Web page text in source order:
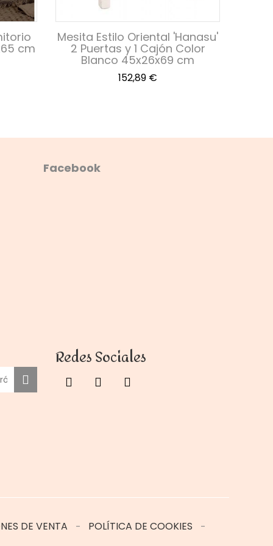
cm
Mesita Estilo Oriental 'Hanasu'
2 Puertas y 1 Cajón Color
Blanco 45x26x69 cm
Precio
152,89 €
Facebook
Redes Sociales
DE VENTA POLÍTICA DE COOKIES